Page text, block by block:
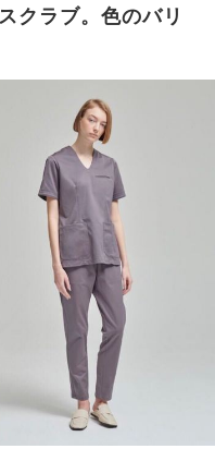
クラブ。色のバリ